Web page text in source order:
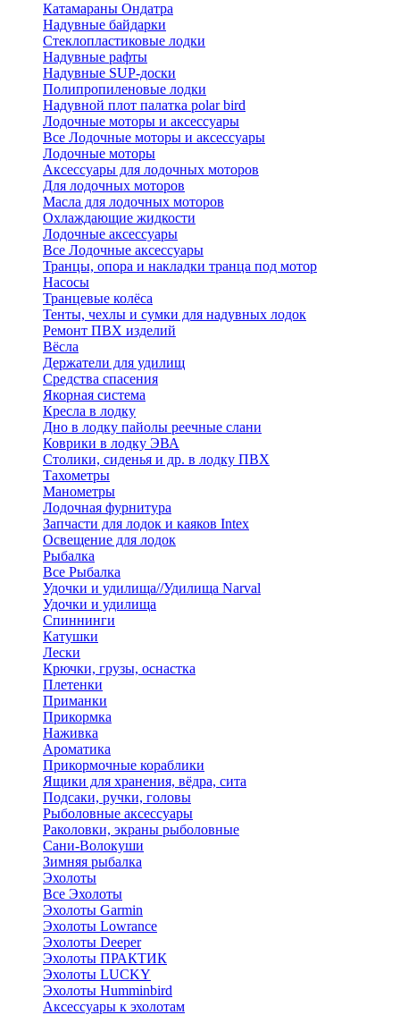
Катамараны Ондатра
Надувные байдарки
Стеклопластиковые лодки
Надувные рафты
Надувные SUP-доски
Полипропиленовые лодки
Надувной плот палатка polar bird
Лодочные моторы и аксессуары
Все Лодочные моторы и аксессуары
Лодочные моторы
Аксессуары для лодочных моторов
Для лодочных моторов
Масла для лодочных моторов
Охлаждающие жидкости
Лодочные аксессуары
Все Лодочные аксессуары
Транцы, опора и накладки транца под мотор
Насосы
Транцевые колёса
Тенты, чехлы и сумки для надувных лодок
Ремонт ПВХ изделий
Вёсла
Держатели для удилищ
Средства спасения
Якорная система
Кресла в лодку
Дно в лодку пайолы реечные слани
Коврики в лодку ЭВА
Столики, сиденья и др. в лодку ПВХ
Тахометры
Манометры
Лодочная фурнитура
Запчасти для лодок и каяков Intex
Освещение для лодок
Рыбалка
Все Рыбалка
Удочки и удилища//Удилища Narval
Удочки и удилища
Спиннинги
Катушки
Лески
Крючки, грузы, оснастка
Плетенки
Приманки
Прикормка
Наживка
Ароматика
Прикормочные кораблики
Ящики для хранения, вёдра, сита
Подсаки, ручки, головы
Рыболовные аксессуары
Раколовки, экраны рыболовные
Сани-Волокуши
Зимняя рыбалка
Эхолоты
Все Эхолоты
Эхолоты Garmin
Эхолоты Lowrance
Эхолоты Deeper
Эхолоты ПРАКТИК
Эхолоты LUCKY
Эхолоты Humminbird
Аксессуары к эхолотам